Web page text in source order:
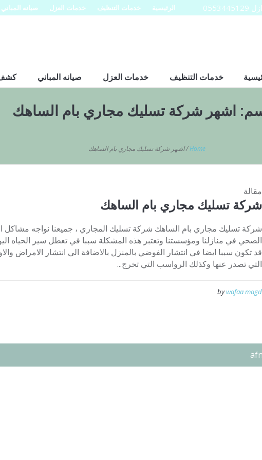
الرئيسية خدمات التنظيف خدمات العزل صيانه المباني
خدمات التنظيف خدمات العزل صيانه المباني كشف
اشهر شركة تسليك مجاري بام الساهك
Home
/اشهر شركة تسليك مجاري بام الساهك
مقالة
شركة تسليك مجاري بام الساهك
شركة تسليك مجاري بام الساهك شركة تسليك المجاري ، جميعنا نواجه
الصحي في منازلنا ومؤسستنا وتعتبر هذه المشكلة سببا في تعطل سير الحياه
قد تكون سببا ايضا في انتشار الفوضي بالمنزل بالاضافة الي انتشار الامراض
التي تصدر عنها وكذلك الرواسب التي تخرج...
bywafaa magd